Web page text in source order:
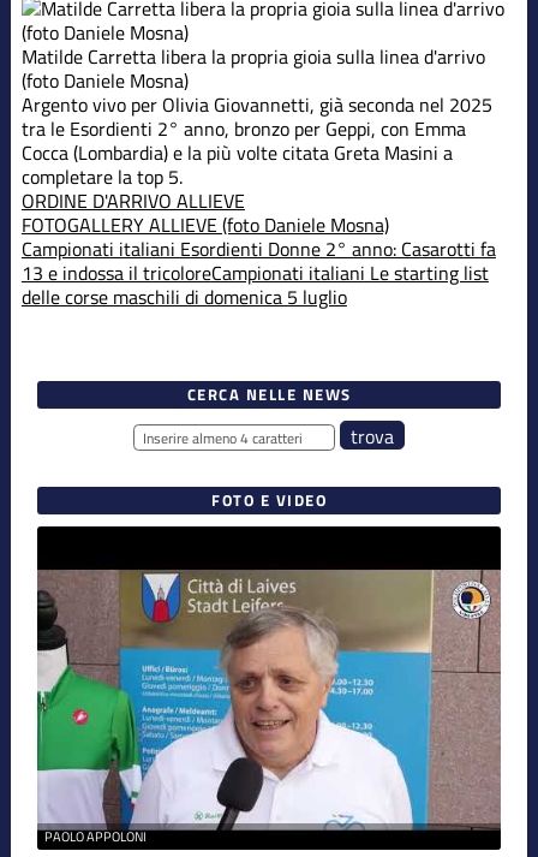
Matilde Carretta libera la propria gioia sulla linea d'arrivo
(foto Daniele Mosna)
Argento vivo per Olivia Giovannetti, già seconda nel 2025
tra le Esordienti 2° anno, bronzo per Geppi, con Emma
Cocca (Lombardia) e la più volte citata Greta Masini a
completare la top 5.
ORDINE D'ARRIVO ALLIEVE
FOTOGALLERY ALLIEVE (foto Daniele Mosna)
Campionati italiani Esordienti Donne 2° anno: Casarotti fa
13 e indossa il tricoloreCampionati italiani Le starting list
delle corse maschili di domenica 5 luglio
CERCA NELLE NEWS
FOTO E VIDEO
PAOLO APPOLONI